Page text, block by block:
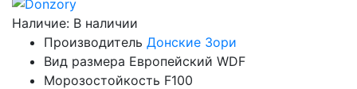
Наличие: В наличии
Производитель Донские Зори
Вид размера Европейский WDF
Морозостойкость F100